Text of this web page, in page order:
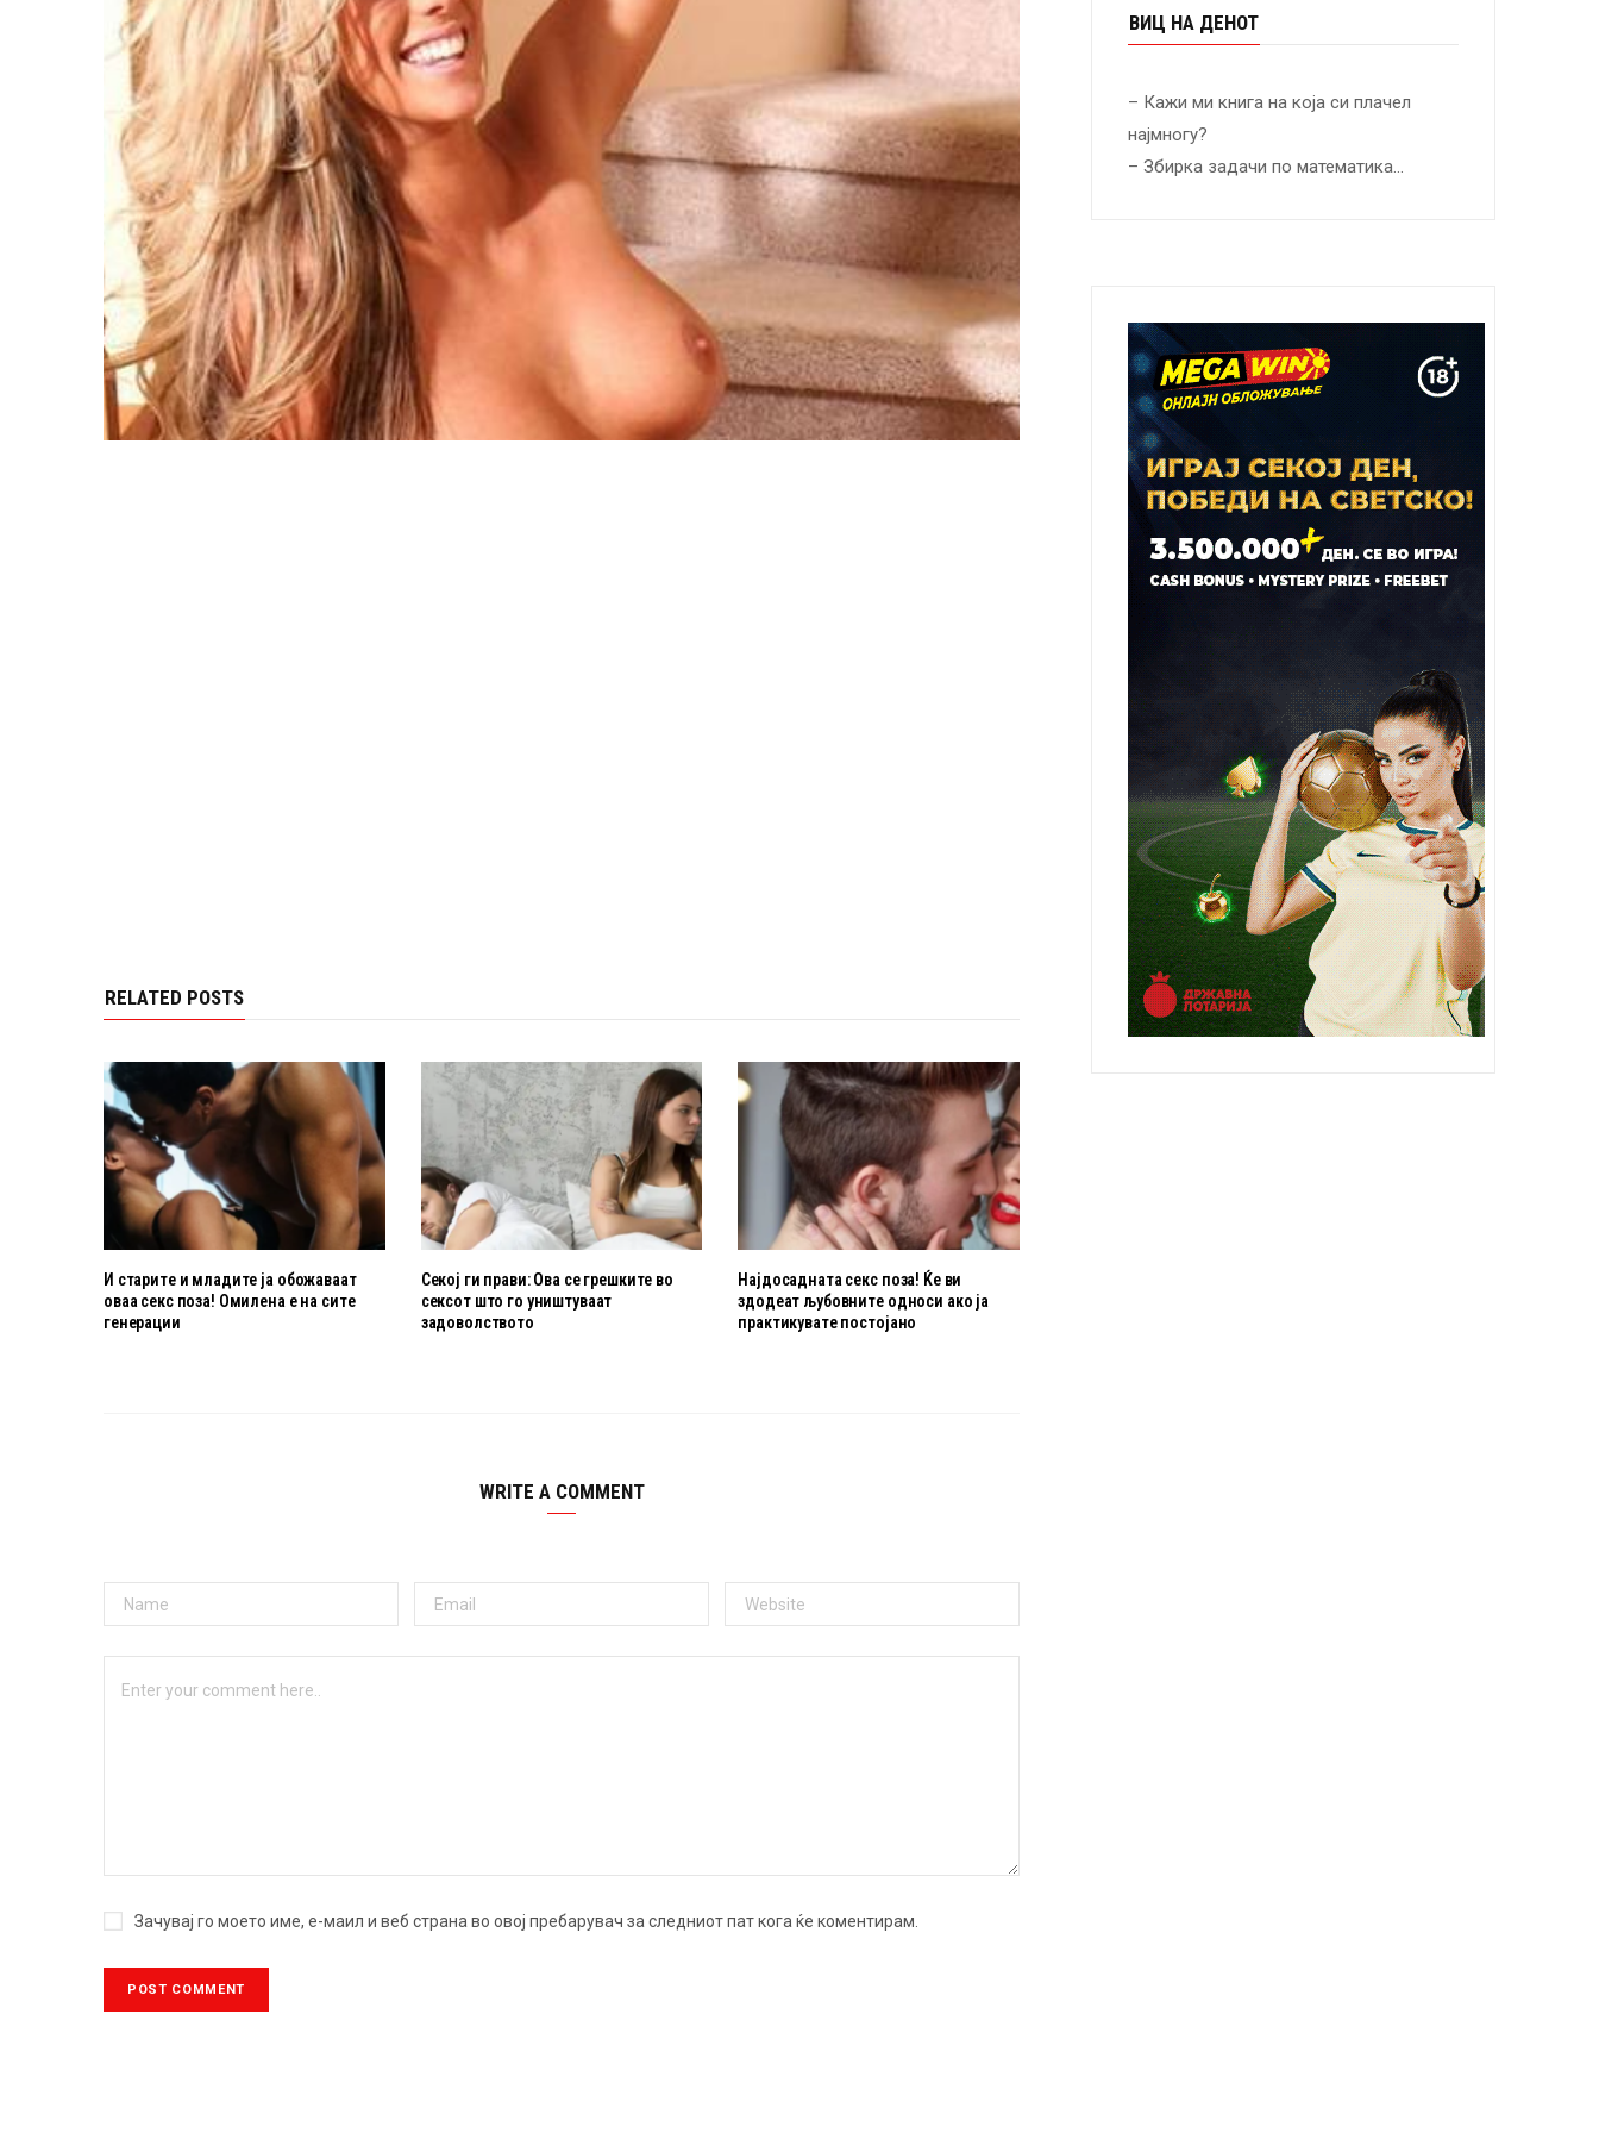
RELATED POSTS
И старите и младите ја обожаваат
оваа секс поза! Омилена е на сите
генерации
Секој ги прави: Ова се грешките во
сексот што го уништуваат
задоволството
Најдосадната секс поза! Ќе ви
здодеат љубовните oдноси ако ја
практикувате постојано
WRITE A COMMENT
Зачувај го моето име, е-маил и веб страна во овој пребарувач за следниот пат кога ќе коментирам.
ВИЦ НА ДЕНОТ
– Кажи ми книга на која си плачел
најмногу?
– Збирка задачи по математика…